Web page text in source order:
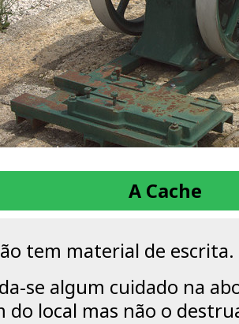
A Cache
tem material de escrita.
se algum cuidado na
do local mas não o